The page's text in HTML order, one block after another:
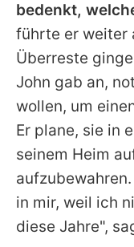
bedenkt,
führte er weiter
Überreste
John gab an,
wollen, um
Er plane, sie in
seinem Heim
in mir, weil ich
diese Jahre",